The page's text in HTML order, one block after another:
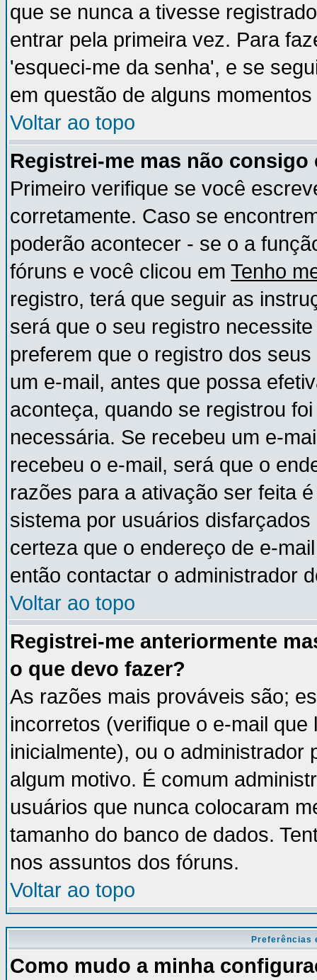
que se nunca a tivesse
entrar pela primeira vez. Para
'esqueci-me da senha', e se
em questão de alguns momentos
Voltar ao topo
Registrei-me mas não
Primeiro verifique se você
corretamente. Caso se
poderão acontecer - se o a
fóruns e você clicou em Tenho
registro, terá que seguir as
será que o seu registro
preferem que o registro dos
um e-mail, antes que possa
aconteça, quando se registrou
necessária. Se recebeu um e-
recebeu o e-mail, será que o
razões para a ativação ser feita
sistema por usuários
certeza que o endereço de e-
então contactar o administrador
Voltar ao topo
Registrei-me anteriormente
o que devo fazer?
As razões mais prováveis são;
incorretos (verifique o e-mail
inicialmente), ou o
algum motivo. É comum
usuários que nunca colocaram
tamanho do banco de dados.
nos assuntos dos fóruns.
Voltar ao topo
Preferências
Como mudo a minha